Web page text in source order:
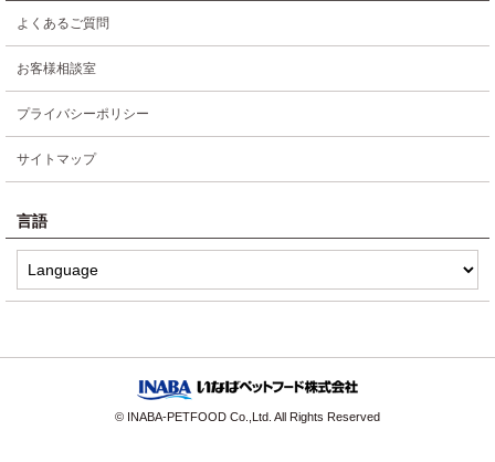
よくあるご質問
お客様相談室
プライバシーポリシー
サイトマップ
言語
© INABA-PETFOOD Co.,Ltd. All Rights Reserved